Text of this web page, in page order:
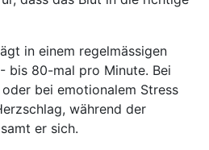
in einem regelmässigen
bis 80-mal pro Minute. Bei
bei emotionalem Stress
während der
er sich.